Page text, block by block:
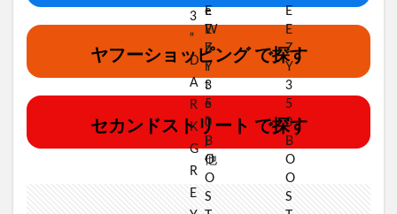
ヤフーショッピング で探す
セカンドストリート で探す